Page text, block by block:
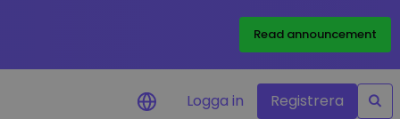
Read announcement
Logga in Registrera